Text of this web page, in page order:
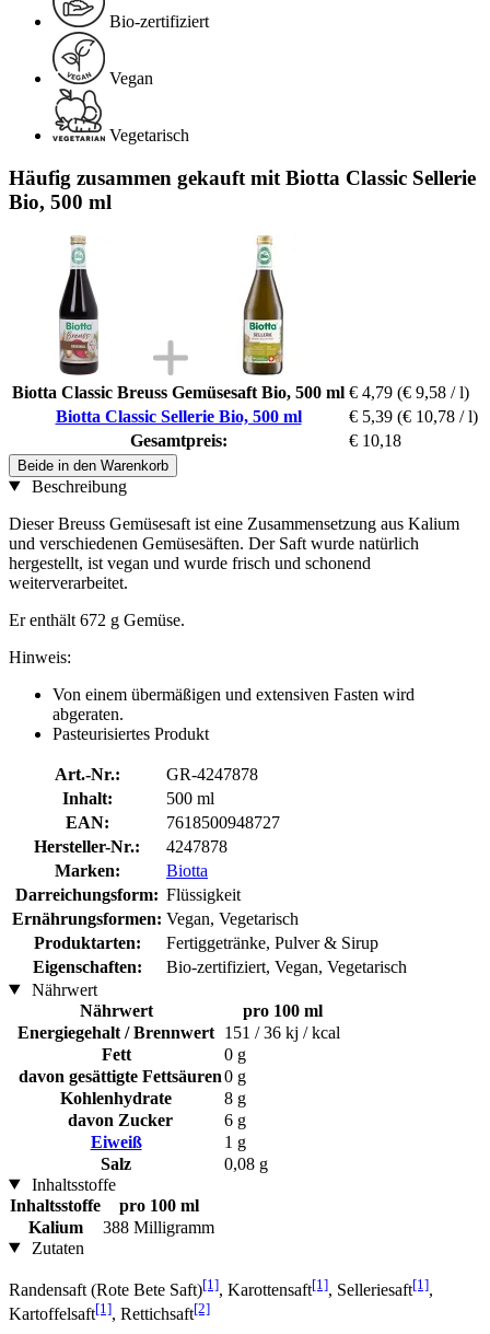
Bio-zertifiziert
Vegan
Vegetarisch
Häufig zusammen gekauft mit Biotta Classic Sellerie
Bio, 500 ml
Biotta Classic Breuss Gemüsesaft Bio, 500 ml € 4,79 (€ 9,58 / l)
Biotta Classic Sellerie Bio, 500 ml
€ 5,39 (€ 10,78 / l)
Gesamtpreis:
€ 10,18
Beide in den Warenkorb
Beschreibung
Dieser Breuss Gemüsesaft ist eine Zusammensetzung aus Kalium
und verschiedenen Gemüsesäften. Der Saft wurde natürlich
hergestellt, ist vegan und wurde frisch und schonend
weiterverarbeitet.
Er enthält 672 g Gemüse.
Hinweis:
Von einem übermäßigen und extensiven Fasten wird
abgeraten.
Pasteurisiertes Produkt
Art.-Nr.:
GR-4247878
Inhalt:
500 ml
EAN:
7618500948727
Hersteller-Nr.:
4247878
Marken:
Biotta
Darreichungsform: Flüssigkeit
Ernährungsformen: Vegan, Vegetarisch
Produktarten:
Fertiggetränke, Pulver & Sirup
Eigenschaften:
Bio-zertifiziert, Vegan, Vegetarisch
Nährwert
Nährwert
pro 100 ml
Energiegehalt / Brennwert 151 / 36 kj / kcal
Fett
0 g
davon gesättigte Fettsäuren0 g
Kohlenhydrate
8 g
davon Zucker
6 g
Eiweiß
1 g
Salz
0,08 g
Inhaltsstoffe
Inhaltsstoffe
pro 100 ml
Kalium
388 Milligramm
Zutaten
Randensaft (Rote Bete Saft)[1], Karottensaft[1], Selleriesaft[1],
Kartoffelsaft[1], Rettichsaft[2]